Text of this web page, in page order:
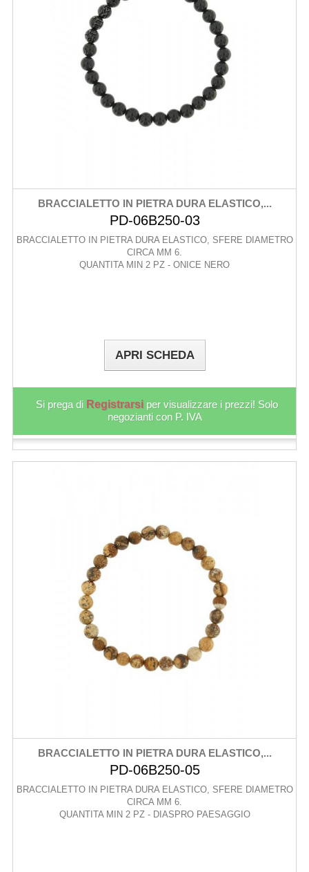
BRACCIALETTO IN PIETRA DURA ELASTICO,...
PD-06B250-03
BRACCIALETTO IN PIETRA DURA ELASTICO, SFERE DIAMETRO
CIRCA MM 6.
QUANTITA MIN 2 PZ - ONICE NERO
APRI SCHEDA
Si prega di Registrarsi per visualizzare i prezzi! Solo
negozianti con P. IVA
BRACCIALETTO IN PIETRA DURA ELASTICO,...
PD-06B250-05
BRACCIALETTO IN PIETRA DURA ELASTICO, SFERE DIAMETRO
CIRCA MM 6.
QUANTITA MIN 2 PZ - DIASPRO PAESAGGIO